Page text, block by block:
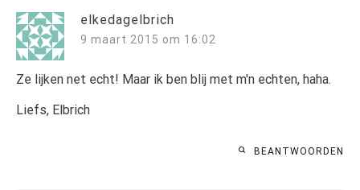
elkedagelbrich
9 maart 2015 om 16:02
Ze lijken net echt! Maar ik ben blij met m'n echten, haha.
Liefs, Elbrich
BEANTWOORDEN